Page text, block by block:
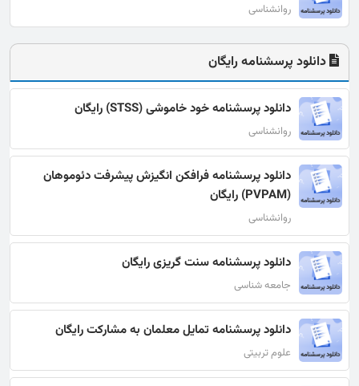
روانشناسی
دانلود پرسشنامه رایگان
دانلود پرسشنامه خود خاموشی (STSS) رایگان
روانشناسی
دانلود پرسشنامه فرافکن انگیزش پیشرفت دئوموهان
(PVPAM) رایگان
روانشناسی
دانلود پرسشنامه سنت گریزی رایگان
جامعه شناسی
دانلود پرسشنامه تمایل معلمان به مشارکت رایگان
علوم تربیتی